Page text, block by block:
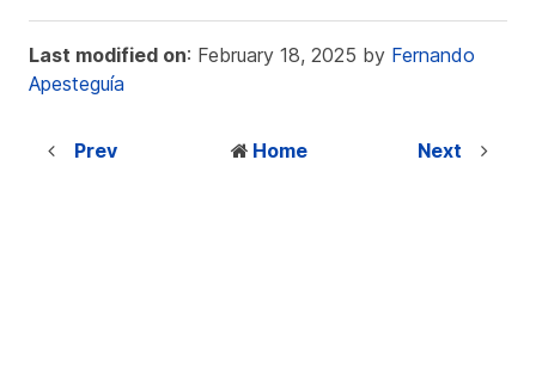
Last modified on: February 18, 2025 by Fernando
Apesteguía
Prev Home Next